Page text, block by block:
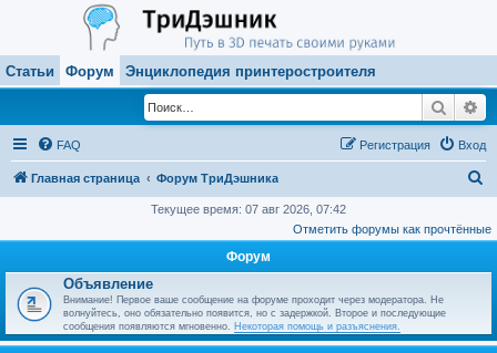
Статьи Форум Энциклопедия принтеростроителя
Поиск
FAQ Вход
Регистрация
Главная страница Форум ТриДэшника
и
Текущее время: 07 авг 2026, 07:42
Отметить форумы как прочтённые
Форум
Объявление
Внимание! Первое ваше сообщение на форуме проходит через модератора. Не
волнуйтесь, оно обязательно появится, но с задержкой. Второе и последующие
сообщения появляются мгновенно. Некоторая помощь и разъяснения.